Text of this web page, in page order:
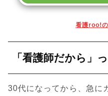
看護roo!
「看護師だから」
30代になってから、急に